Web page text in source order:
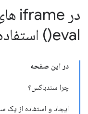
در iframe های sandboxed از
eval(
)
در این صفحه
چرا سندباکس؟
ایجاد و استفاده از یک